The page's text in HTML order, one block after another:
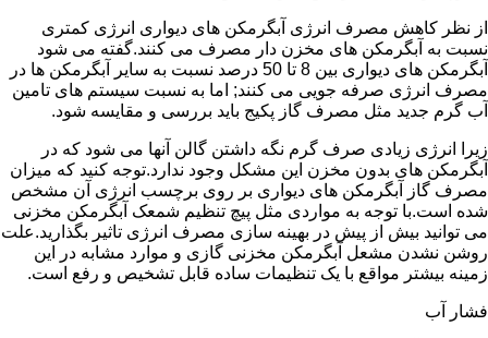
از نظر کاهش مصرف انرژی آبگرمکن های دیواری انرژی کمتری
نسبت به آبگرمکن های مخزن دار مصرف می کنند.گفته می شود
آبگرمکن های دیواری بین 8 تا 50 درصد نسبت به سایر آبگرمکن ها در
مصرف انرژی صرفه جویی می کنند; اما به نسبت سیستم های تامین
آب گرم جدید مثل مصرف گاز پکیج باید بررسی و مقایسه شود.
زیرا انرژی زیادی صرف گرم نگه داشتن گالن آنها می شود که در
آبگرمکن های بدون مخزن این مشکل وجود ندارد.توجه کنید که میزان
مصرف گاز آبگرمکن های دیواری بر روی برچسب انرژی آن مشخص
شده است.با توجه به مواردی مثل پیچ تنظیم شمعک آبگرمکن مخزنی
می توانید بیش از پیش در بهینه سازی مصرف انرژی تاثیر بگذارید.علت
روشن نشدن مشعل آبگرمکن مخزنی گازی و موارد مشابه در این
زمینه بیشتر مواقع با یک تنظیمات ساده قابل تشخیص و رفع است.
فشار آب